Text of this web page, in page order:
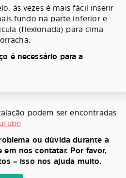
às vezes é mais fácil inserir
fundo na parte inferior e
(flexionada) para cima
é necessário para a
podem ser encontradas
ou dúvida durante a
nos contatar. Por favor,
– isso nos ajuda muito.